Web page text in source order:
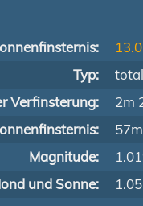
Typ:
total
Verfinsterung:
2m
Magnitude:
und Sonne: